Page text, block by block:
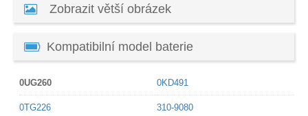
Zobrazit větší obrázek
Kompatibilní model baterie
0UG260 0KD491
0TG226 310-9080